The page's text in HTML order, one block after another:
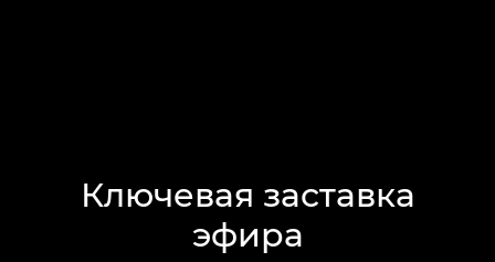
Ключевая заставка
эфира